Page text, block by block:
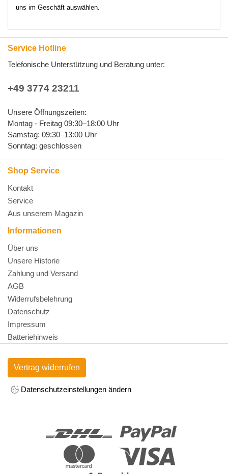
uns im Geschäft auswählen.
Service Hotline
Telefonische Unterstützung und Beratung unter:
+49 3774 23211
Unsere Öffnungszeiten:
Montag - Freitag 09:30–18:00 Uhr
Samstag: 09:30–13:00 Uhr
Sonntag: geschlossen
Shop Service
Kontakt
Service
Aus unserem Magazin
Informationen
Über uns
Unsere Historie
Zahlung und Versand
AGB
Widerrufsbelehrung
Datenschutz
Impressum
Batteriehinweis
Vertrag widerrufen
Datenschutzeinstellungen ändern